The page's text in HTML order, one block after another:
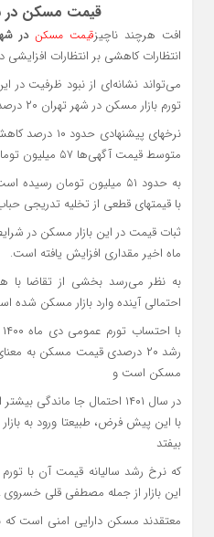
قیمت مسکن در
افت هرچند ناچیزقیمت مسکن در
انتظارات کاهشی بر انتظارات افزایشی
می‌تواند نشانه‌ای از نبود ظرفیت
تورم بازار مسکن در شهر تهران ۲۰ درصد بوده و این در حالی است که
نرخهای
متوسط قیمت آگهی‌ها ۵۷ میلیون تومان در هر متر مربع بود هم‌اکنون
به حدود ۵۱ میلیون تومان
با قیمتهای قطعی از تخلیه تدریجی
ثبات قیمت در این بازار مسکن در
ماه اخیر مقداری افزایش یافته است.
به نظر می‌رسد بخشی از تقاضا با
احتمالی آینده وارد بازار مسکن شده
مسکن است و
در سال ۱۴۰۱ احتمال جا ماندگی
با این پیش فرض، طبیعتا ورود به
بیفتد
که نرخ رشد سالیانه قیمت آن با
این بازار از جمله مصطفی قلی
معتقدند مسکن دارایی امنی است که